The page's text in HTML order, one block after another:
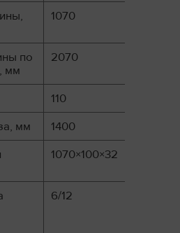
1070
по
мм
2070
110
мм
1400
1070×100×32
6/12